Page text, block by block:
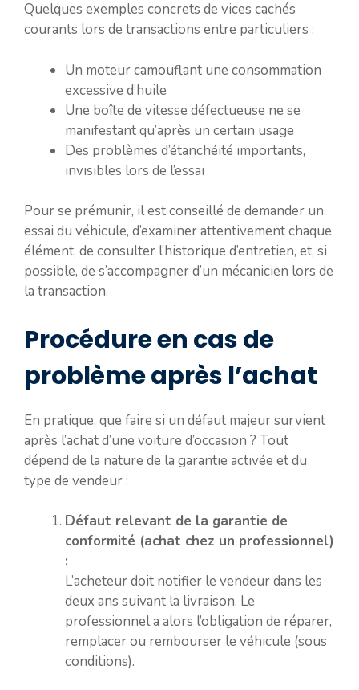
Quelques exemples concrets de vices cachés
courants lors de transactions entre particuliers :
Un moteur camouflant une consommation
excessive d’huile
Une boîte de vitesse défectueuse ne se
manifestant qu’après un certain usage
Des problèmes d’étanchéité importants,
invisibles lors de l’essai
Pour se prémunir, il est conseillé de demander un
essai du véhicule, d’examiner attentivement chaque
élément, de consulter l’historique d’entretien, et, si
possible, de s’accompagner d’un mécanicien lors de
la transaction.
Procédure en cas de
problème après l’achat
En pratique, que faire si un défaut majeur survient
après l’achat d’une voiture d’occasion ? Tout
dépend de la nature de la garantie activée et du
type de vendeur :
Défaut relevant de la garantie de
conformité (achat chez un professionnel)
:
L’acheteur doit notifier le vendeur dans les
deux ans suivant la livraison. Le
professionnel a alors l’obligation de réparer,
remplacer ou rembourser le véhicule (sous
conditions).